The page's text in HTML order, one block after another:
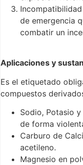
de emergencia
combatir un
Aplicaciones y
Es el etiquetado
compuestos
Sodio, Potasio
de forma
Carburo de
acetileno.
Magnesio en